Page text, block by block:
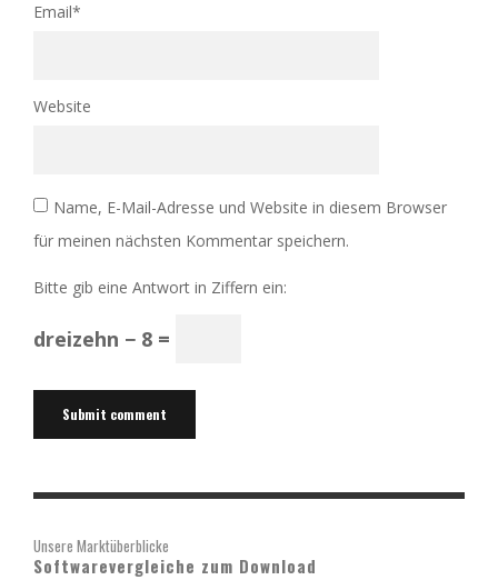
Email*
Website
Name, E-Mail-Adresse und Website in diesem Browser
für meinen nächsten Kommentar speichern.
Bitte gib eine Antwort in Ziffern ein:
dreizehn − 8 =
Unsere Marktüberblicke
Softwarevergleiche zum Download